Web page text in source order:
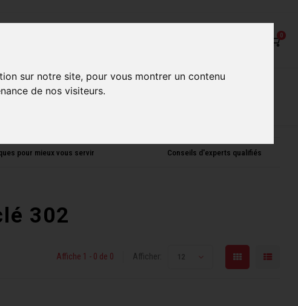
sur notre site, pour vous montrer un contenu
de nos visiteurs.
0
Nos Services Nos boutiques
pour mieux vous servir Conseils d'experts qualifiés
302
Affiche 1 - 0 de 0 Afficher: 12